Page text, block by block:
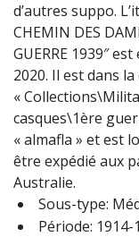
d’autres suppo.
CHEMIN DES
GUERRE 1939″
2020. Il est dans
«
casques\1ère
« almafla » et est
être expédié aux
Australie.
Sous-type:
Période: 1914-